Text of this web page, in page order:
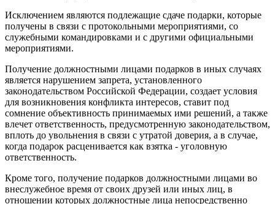
Исключением являются подлежащие сдаче подарки, которые
получены в связи с протокольными мероприятиями, со
служебными командировками и с другими официальными
мероприятиями.
Получение должностными лицами подарков в иных случаях
является нарушением запрета, установленного
законодательством Российской Федерации, создает условия
для возникновения конфликта интересов, ставит под
сомнение объективность принимаемых ими решений, а также
влечет ответственность, предусмотренную законодательством,
вплоть до увольнения в связи с утратой доверия, а в случае,
когда подарок расценивается как взятка - уголовную
ответственность.
Кроме того, получение подарков должностными лицами во
внеслужебное время от своих друзей или иных лиц, в
отношении которых должностные лица непосредственно